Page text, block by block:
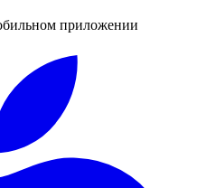
приложении